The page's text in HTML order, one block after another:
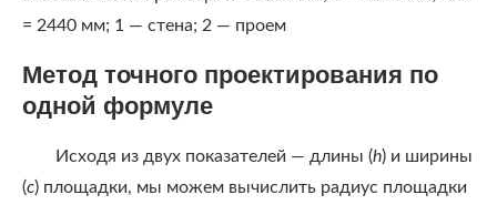
= 2440 мм; 1 — стена; 2 — проем
Метод точного проектирования по
одной формуле
Исходя из двух показателей — длины (h) и ширины
(c) площадки, мы можем вычислить радиус площадки